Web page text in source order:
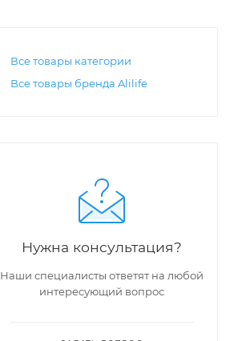
Все товары категории
Все товары бренда Alilife
Нужна консультация?
Наши специалисты ответят на любой
интересующий вопрос